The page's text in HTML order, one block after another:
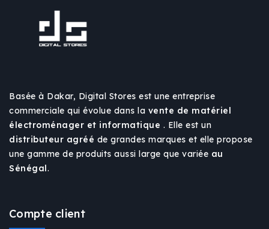
Basée à Dakar, Digital Stores est une entreprise
commerciale qui évolue dans la vente de matériel
électroménager et informatique . Elle est un
distributeur agréé de grandes marques et elle propose
une gamme de produits aussi large que variée au
Sénégal.
Compte client